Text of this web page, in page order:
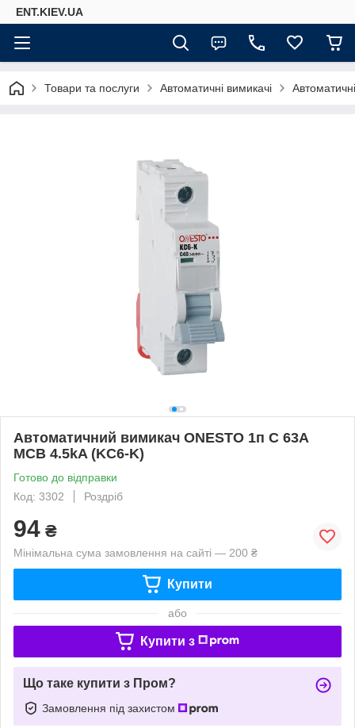
ENT.KIEV.UA
Товари та послуги Автоматичні вимикачі
Автоматичний вимикач ONESTO 1п С 63А
MCB 4.5kA (KC6-K)
Готово до відправки
Код: 3302
Роздріб
94 ₴
Мінімальна сума замовлення на сайті — 200 ₴
Купити
або
Купити з
Що таке купити з Пром?
Замовлення під захистом